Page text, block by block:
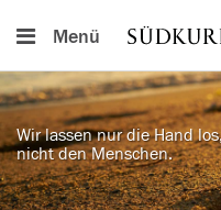
Menü
Wir lassen nur die Hand
nicht den Menschen.